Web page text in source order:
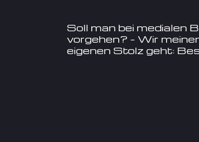
Soll man bei medialen
vorgehen? – Wir
eigenen Stolz geht: